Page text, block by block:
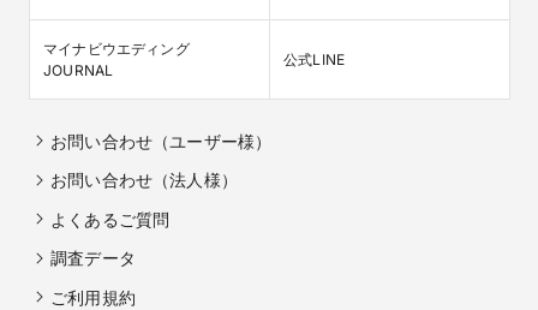
マイナビウエディング
JOURNAL
公式LINE
お問い合わせ（ユーザー様）
お問い合わせ（法人様）
よくあるご質問
調査データ
ご利用規約